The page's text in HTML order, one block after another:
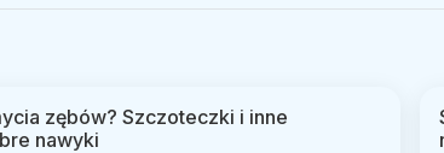
zębów? Szczoteczki i inne
nawyki